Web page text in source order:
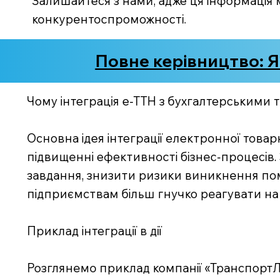
конкурентоспроможності.
Повне керівництво:
Чому інтеграція е-ТТН з
Основна ідея інтеграції електронної
підвищенні ефективності бізнес-
завдання, знизити ризики виникнення
підприємствам більш гнучко реагувати
Приклад інтеграції в дії
Розглянемо приклад компанії